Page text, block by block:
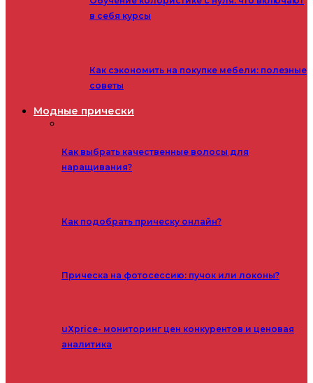
в себя курсы
Как сэкономить на покупке мебели: полезные
советы
Модные прически
Как выбрать качественные волосы для
наращивания?
Как подобрать прическу онлайн?
Прическа на фотосессию: пучок или локоны?
uXprice- мониторинг цен конкурентов и ценовая
аналитика